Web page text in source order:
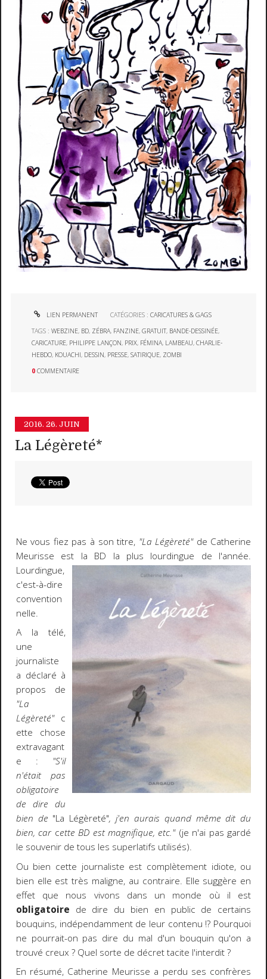
LIEN PERMANENT CATÉGORIES :CARICATURES & GAGS
TAGS :WEBZINE, BD, ZÉBRA, FANZINE,GRATUIT, BANDE-DESSINÉE,
CARICATURE, PHILIPPE LANÇON, PRIX, FÉMINA, LAMBEAU,CHARLIE-
HEBDO, KOUACHI, DESSIN, PRESSE,SATIRIQUE, ZOMBI
0 COMMENTAIRE
2016. 26. JUIN
La Légèreté*
Ne vous fiez pas à son titre, "La Légèreté"de Catherine
Meurisse est la BD la plus lourdingue de l'année.
Lourdingue,
c'est-à-dire
convention
nelle.
A la télé,
une
journaliste
a déclaré à
propos de
"La
Légèreté"c
ette chose
extravagant
e : "S'il
n'était pas
obligatoire
de dire du
bien de "La Légèreté", j'en aurais quand même dit du
bien, car cette BD est magnifique, etc."(je n'ai pas gardé
le souvenir de tous les superlatifs utilisés).
Ou bien cette journaliste est complètement idiote, ou
bien elle est très maligne, au contraire. Elle suggère en
effet que nous vivons dans un monde où il est
obligatoire de dire du bien en public de certains
bouquins, indépendamment de leur contenu !? Pourquoi
ne pourrait-on pas dire du mal d'un bouquin qu'on a
trouvé creux ? Quel sorte de décret tacite l'interdit ?
En résumé, Catherine Meurisse a perdu ses confrères